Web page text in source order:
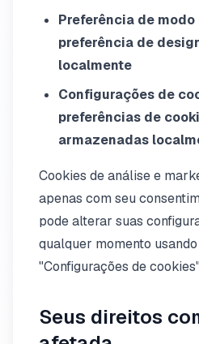
Preferência de modo
preferência de
localmente
Configurações de
preferências de
armazenadas
Cookies de análise e
apenas com seu
pode alterar suas
qualquer momento
"Configurações de
Seus direitos